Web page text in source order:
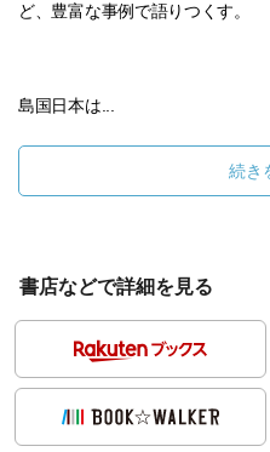
ど、豊富な事例で語りつくす。
島国日本は...
続き
書店などで詳細を見る